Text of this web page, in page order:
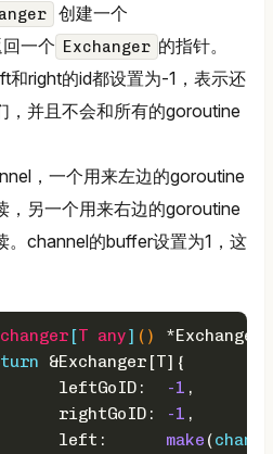
创建一个
回一个 Exchanger 的指针。
和right的id都设置为-1，表示还
，并且不会和所有的goroutine
，一个用来左边的goroutine
，另一个用来右边的goroutine
。channel的buffer设置为1，这
[T any] ()
&Exchanger[T]{
		leftGoID:
-1 ,
		rightGoID:
-1 ,
		left:
make (chan